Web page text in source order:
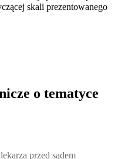
skali prezentowanego
o tematyce
przed sądem lekarskim,
przed sądem